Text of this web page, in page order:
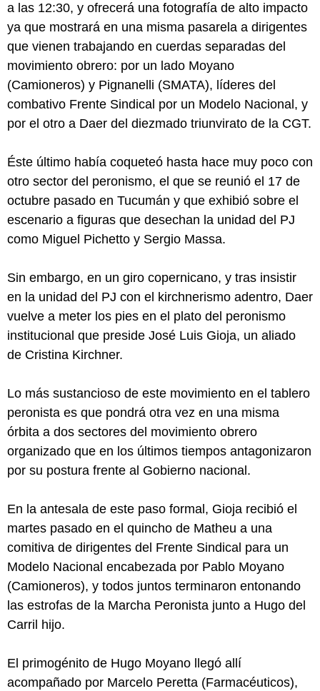
a las 12:30, y ofrecerá una fotografía de alto impacto
ya que mostrará en una misma pasarela a dirigentes
que vienen trabajando en cuerdas separadas del
movimiento obrero: por un lado Moyano
(Camioneros) y Pignanelli (SMATA), líderes del
combativo Frente Sindical por un Modelo Nacional, y
por el otro a Daer del diezmado triunvirato de la CGT.
Éste último había coqueteó hasta hace muy poco con
otro sector del peronismo, el que se reunió el 17 de
octubre pasado en Tucumán y que exhibió sobre el
escenario a figuras que desechan la unidad del PJ
como Miguel Pichetto y Sergio Massa.
Sin embargo, en un giro copernicano, y tras insistir
en la unidad del PJ con el kirchnerismo adentro, Daer
vuelve a meter los pies en el plato del peronismo
institucional que preside José Luis Gioja, un aliado
de Cristina Kirchner.
Lo más sustancioso de este movimiento en el tablero
peronista es que pondrá otra vez en una misma
órbita a dos sectores del movimiento obrero
organizado que en los últimos tiempos antagonizaron
por su postura frente al Gobierno nacional.
En la antesala de este paso formal, Gioja recibió el
martes pasado en el quincho de Matheu a una
comitiva de dirigentes del Frente Sindical para un
Modelo Nacional encabezada por Pablo Moyano
(Camioneros), y todos juntos terminaron entonando
las estrofas de la Marcha Peronista junto a Hugo del
Carril hijo.
El primogénito de Hugo Moyano llegó allí
acompañado por Marcelo Peretta (Farmacéuticos),